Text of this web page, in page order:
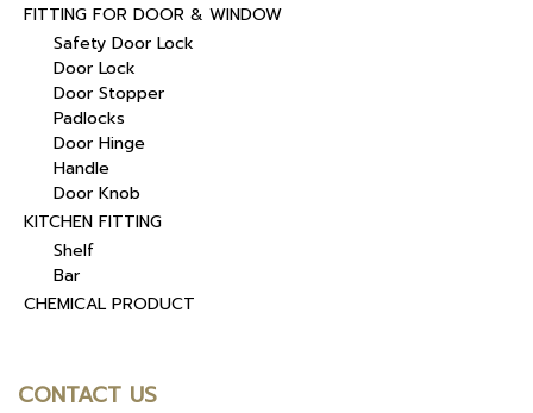
FITTING FOR DOOR & WINDOW
Safety Door Lock
Door Lock
Door Stopper
Padlocks
Door Hinge
Handle
Door Knob
KITCHEN FITTING
Shelf
Bar
CHEMICAL PRODUCT
CONTACT US